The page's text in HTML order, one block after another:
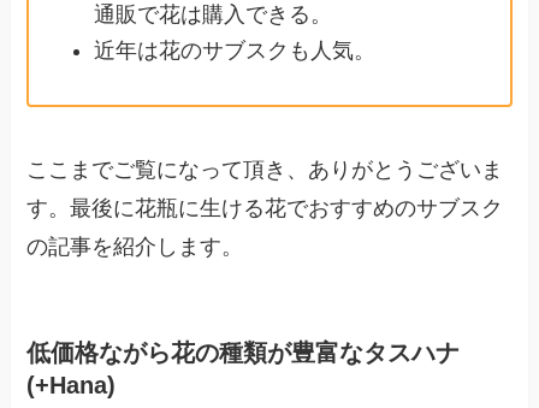
通販で花は購入できる。
近年は花のサブスクも人気。
ここまでご覧になって頂き、ありがとうございま
す。最後に花瓶に生ける花でおすすめのサブスク
の記事を紹介します。
低価格ながら花の種類が豊富なタスハナ
(+Hana)